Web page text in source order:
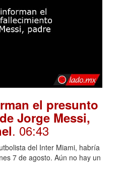
el presunto
Jorge Messi,
. 06:43
del Inter Miami, habría
7 de agosto. Aún no hay un